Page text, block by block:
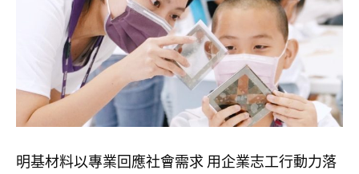
明基材料以專業回應社會需求 用企業志工行動力落